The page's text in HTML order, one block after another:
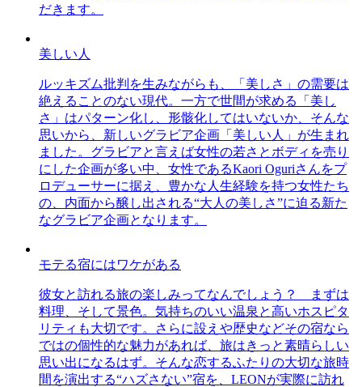
だきます。
美しい人
ルッキズム批判を生みながらも、「美しさ」の需要は
絶えることのない現代。一方で世間が求める「美し
さ」はパターン化し、形骸化してはいないか、そんな
思いから、新しいグラビア企画「美しい人」が生まれ
ました。グラビアと言えば女性の若さとボディを売り
にした企画が多い中、女性であるKaori Oguriさんをプ
ロデューサーに据え、豊かな人生経験を持つ女性たち
の、内面から醸し出される“大人の美しさ”に迫る新た
なグラビア企画となります。
モテる宿にはワケがある
彼女と訪れる旅の楽しみってなんでしょう？ まずは
料理、そして景色。気持ちのいい温泉と高いホスピタ
リティも大切です。さらに設えや歴史などその宿なら
ではの個性的な魅力があれば、旅はきっと素晴らしい
思い出になるはず。そんな恋するふたりの大切な旅時
間を演出する“ハズさない”宿を、LEONが実際に訪れ